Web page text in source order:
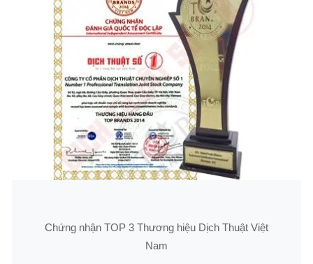
Chứng nhận TOP 3 Thương hiệu Dịch Thuật Việt
Nam